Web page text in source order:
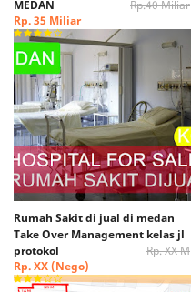
MEDAN
Rp.40 Miliar
Rp. 35 Miliar
Rumah Sakit di jual di medan
Take Over Management kelas jl
protokol
Rp. XX M
Rp. XX (Nego)